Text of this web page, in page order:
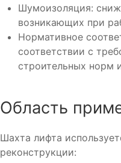
Шумоизоляция:
возникающих при
Нормативное
соответствии с
строительных норм
Область
Шахта лифта
реконструкции: